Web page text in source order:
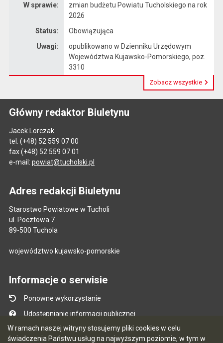
W ramach naszej witryny stosujemy pliki cookies w celu
świadczenia Państwu usług na najwyższym poziomie, w tym w
W sprawie:
zmian budżetu Powiatu Tucholskiego na rok
2026
Status:
Obowiązująca
Uwagi:
opublikowano w Dzienniku Urzędowym
Województwa Kujawsko-Pomorskiego, poz.
3310
Zobacz wszystkie
Główny redaktor Biuletynu
Jacek Lorczak
tel. (+48) 52 559 07 00
fax (+48) 52 559 07 01
e-mail: powiat@tucholski.pl
Adres redakcji Biuletynu
Starostwo Powiatowe w Tucholi
ul. Pocztowa 7
89-500 Tuchola
województwo kujawsko-pomorskie
Informacje o serwisie
Ponowne wykorzystanie
Udostępnianie informacji publicznej
Mapa serwisu